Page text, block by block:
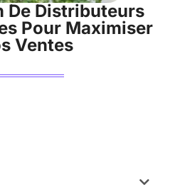
De Distributeurs
Pour Maximiser
Ventes